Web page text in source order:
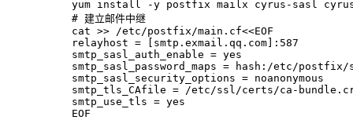
yum install -y postfix mailx cyrus-sasl
# 建立邮件中继
cat >> /etc/postfix/main.cf<<EOF
relayhost = [smtp.exmail.qq.com]:587
smtp_sasl_auth_enable = yes
smtp_sasl_password_maps = hash:/etc/postfix/
smtp_sasl_security_options = noanonymous
smtp_tls_CAfile = /etc/ssl/certs/ca-
smtp_use_tls = yes
EOF